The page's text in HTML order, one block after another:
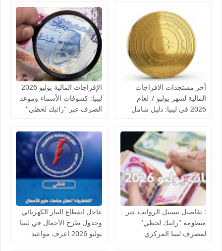
آخر مستجدات الافراجات
المالية لشهر يوليو 7 لعام
2026 في ليبيا: دليل شامل
المشمولة
الإفراجات المالية يوليو 2026
ليبيا: كشوفات الأسماء وموعد
الصرف عبر "راتبك لحظي"
: تفاصيل تسييل الرواتب عبر
منظومة "راتبك لحظي"
لمصرف ليبيا المركزي
عاجل انقطاع التيار الكهربائي
وجدول طرح الأحمال في ليبيا
يوليو 2026 اعرف مواعيد